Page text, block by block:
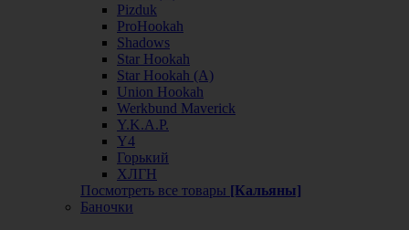
Pizduk
ProHookah
Shadows
Star Hookah
Star Hookah (А)
Union Hookah
Werkbund Maverick
Y.K.A.P.
Y4
Горький
ХЛГН
Посмотреть все товары [Кальяны]
Баночки